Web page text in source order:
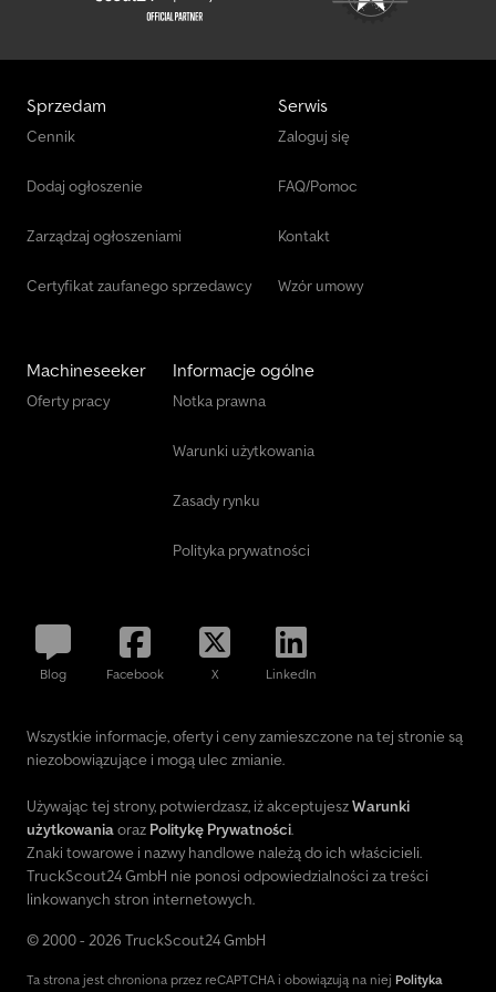
Sprzedam
Cennik
Dodaj ogłoszenie
Zarządzaj ogłoszeniami
Certyfikat zaufanego sprzedawcy
Serwis
Zaloguj się
FAQ/Pomoc
Kontakt
Wzór umowy
Machineseeker
Oferty pracy
Informacje ogólne
Notka prawna
Warunki użytkowania
Zasady rynku
Polityka prywatności
Blog Facebook X LinkedIn
Wszystkie informacje, oferty i ceny zamieszczone na tej stronie są
niezobowiązujące i mogą ulec zmianie.
Używając tej strony, potwierdzasz, iż akceptujeszWarunki
użytkowaniaoraz Politykę Prywatności.
Znaki towarowe i nazwy handlowe należą do ich właścicieli.
TruckScout24 GmbH nie ponosi odpowiedzialności za treści
linkowanych stron internetowych.
© 2000 - 2026 TruckScout24 GmbH
Ta strona jest chroniona przez reCAPTCHA i obowiązują na niej Polityka